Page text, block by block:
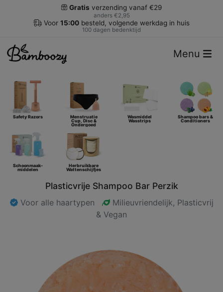
Gratis verzending vanaf €29
anders €2,95
Voor 15:00 besteld, volgende werkdag in huis
100 dagen bedenktijd
Menu
Safety Razors Menstruatie
Cup, Disc &
Ondergoed
Wasmiddel
Wasstrips
Shampoo bars &
Conditioners
Schoonmaak-
middelen
Herbruikbare
Wattenschijfjes
Plasticvrije Shampoo Bar Perzik
Voor alle haartypen
Milieuvriendelijk, Plasticvrij
& Vegan